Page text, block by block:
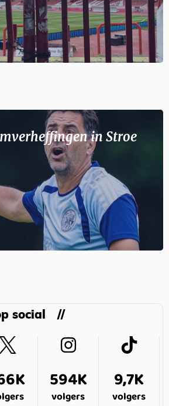
in Stroe
social
594K
volgers
9,7K
volgers